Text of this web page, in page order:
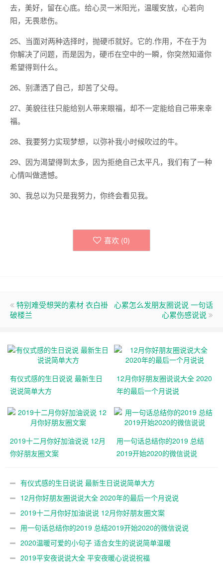
去，美好，留在心底。给心灵一米阳光，温暖安放，心若向
阳，无畏悲伤。
25、当面对两种选择时，抛硬币就好。它的.作用，不在于为
你解决了问题，而是因为，硬币在空中的一瞬，你突然知道你
希望得到什么。
26、别潇洒了自己，却苦了父母。
27、美貌往往只能给别人带来眼福，却不一定能给自己带来幸
福。
28、我要努力实现梦想，以弥补我小时候吹过的牛。
29、因为渴望得到太多，因为拒绝自己太平凡，我们有了一种
心情叫做遗憾。
30、我总以为只是我努力，你终会看见我。
喜欢 (0)
特别难受想哭的素材 衣白褂
破楼兰
心累怎么发朋友圈说说 一句话
心累伤感说说
有仪式感的生日说说 最新生日
说说简单大方
12月你好朋友圈说说大全 2020
年的最后一个月说说
2019十二月你好加油说说 12月
你好朋友圈文案
用一句话总结你的2019 总结
2019开始2020的微信说说
有仪式感的生日说说 最新生日说说简单大方
12月你好朋友圈说说大全 2020年的最后一个月说说
2019十二月你好加油说说 12月你好朋友圈文案
用一句话总结你的2019 总结2019开始2020的微信说说
2020温暖可爱的小句子 适合女生的说说简单温暖
2019平安夜说说大全 平安夜暖心说说祝福